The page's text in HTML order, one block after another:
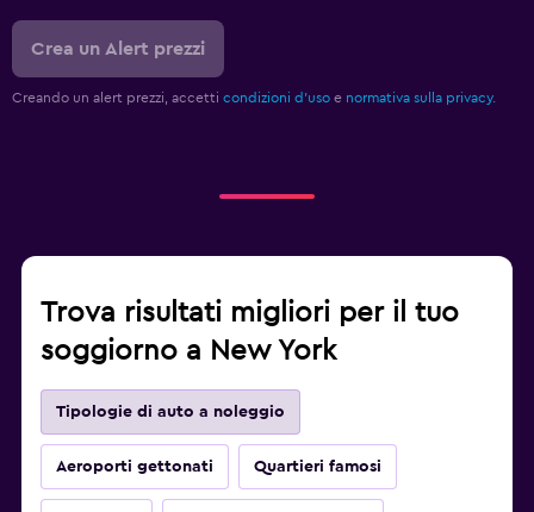
Crea un Alert prezzi
Creando un alert prezzi, accetti condizioni d'uso e normativa sulla privacy.
Trova risultati migliori per il tuo
soggiorno a New York
Tipologie di auto a noleggio
Aeroporti gettonati Quartieri famosi